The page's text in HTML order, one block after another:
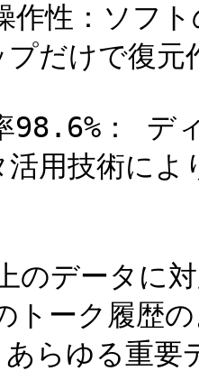
性：ソフト
だけで復元
： デ
活用技術に
データに対
トーク履歴
らゆる重